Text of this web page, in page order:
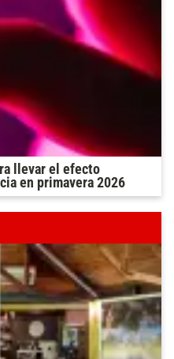
llevar el efecto
en primavera 2026